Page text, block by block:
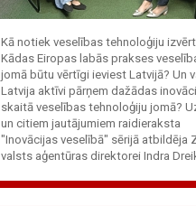
Kā notiek veselības tehnoloģiju
Kādas Eiropas labās prakses
jomā būtu vērtīgi ieviest Latvijā? Un
Latvija aktīvi pārņem dažādas
skaitā veselības tehnoloģiju jomā?
un citiem jautājumiem raidieraksta
"Inovācijas veselībā" sērijā atbildēja
valsts aģentūras direktorei Indra